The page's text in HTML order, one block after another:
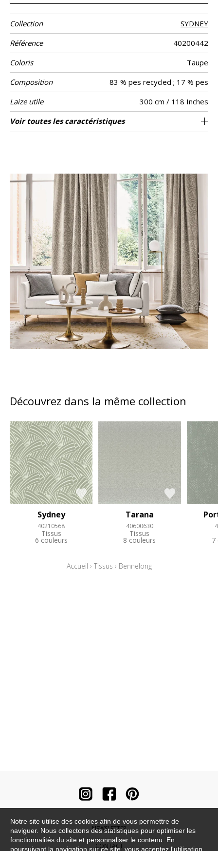
Collection
SYDNEY
Référence
40200442
Coloris
Taupe
Composition
83 % pes recycled ; 17 % pes
Laize utile
300 cm / 118 Inches
Raccord
Raccord droit
Sens De large
Poids g/m² 250
Performance
Accoustique
aw - 0.15
Usage
Entretien
Pays d'origine Inde
Rapport
Horizontal
25 cm / 10 Inches
Rapport
Vertical
63 cm / 25 Inches
Caractéristiques
Outdoor
Conseils
de
Les tissus peuvent être tournés pour la
confection avec changement de sens du
Voir toutes les caractéristiques
Découvrez dans la même collection
Sydney
40210568
Tissus
6 couleurs
Tarana
40600630
Tissus
8 couleurs 7
Accueil › Tissus › Bennelong
NEWSLETTER
CONTACT
Notre site utilise des cookies afin de vous permettre de
naviguer. Nous collectons des statistiques pour optimiser les
fonctionnalités du site et personnaliser le contenu. En
poursuivant la navigation sur ce site, vous acceptez l'utilisation